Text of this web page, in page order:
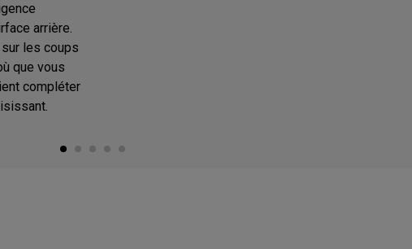
arrière.
les coups
que vous
compléter